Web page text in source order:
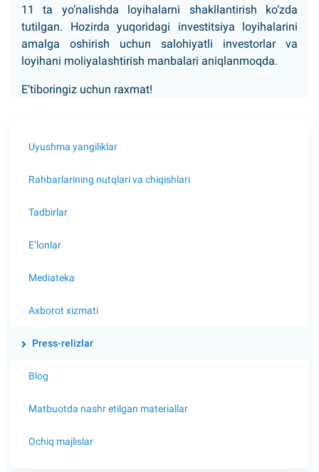
11 ta yo‘nalishda loyihalarni shakllantirish ko‘zda
tutilgan. Hozirda yuqoridagi investitsiya loyihalarini
amalga oshirish uchun salohiyatli investorlar va
loyihani moliyalashtirish manbalari aniqlanmoqda.
E’tiboringiz uchun raxmat!
Uyushma yangiliklar
Rahbarlarining nutqlari va chiqishlari
Tadbirlar
E’lonlar
Mediateka
Axborot xizmati
Press-relizlar
Blog
Matbuotda nashr etilgan materiallar
Ochiq majlislar